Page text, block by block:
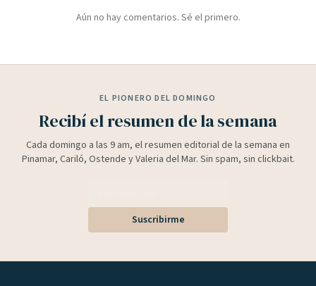
Aún no hay comentarios. Sé el primero.
EL PIONERO DEL DOMINGO
Recibí el resumen de la semana
Cada domingo a las 9 am, el resumen editorial de la semana en
Pinamar, Cariló, Ostende y Valeria del Mar. Sin spam, sin clickbait.
Suscribirme